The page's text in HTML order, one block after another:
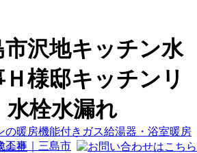
沢地キッチン水
様邸キッチンリ
栓水漏れ
の暖房機能付きガス給湯器・浴室暖房
工事｜三島市